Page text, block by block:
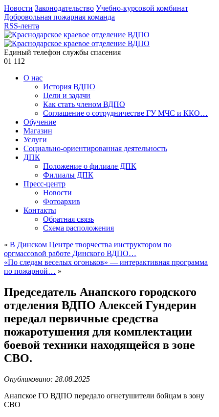
Новости Законодательство Учебно-курсовой комбинат
Добровольная пожарная команда
RSS-лента
Единый телефон службы спасения
01 112
О нас
История ВДПО
Цели и задачи
Как стать членом ВДПО
Соглашение о сотрудничестве ГУ МЧС и ККО…
Обучение
Магазин
Услуги
Социально-ориентированная деятельность
ДПК
Положение о филиале ДПК
Филиалы ДПК
Пресс-центр
Новости
Фотоархив
Контакты
Обратная связь
Схема расположения
« В Динском Центре творчества инструктором по
оргмассовой работе Динского ВДПО…
«По следам веселых огоньков» — интерактивная программа
по пожарной… »
Председатель Анапского городского
отделения ВДПО Алексей Гундерин
передал первичные средства
пожаротушения для комплектации
боевой техники находящейся в зоне
СВО.
Опубликовано: 28.08.2025
Анапское ГО ВДПО передало огнетушители бойцам в зону
СВО